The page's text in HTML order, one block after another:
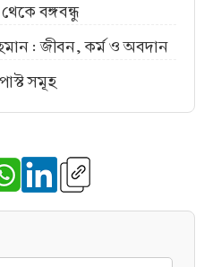
বঙ্গবন্ধু
: জীবন, কর্ম ও অবদান
সমূহ